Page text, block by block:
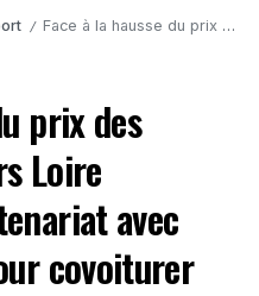
/ Face à la hausse du prix des carburants, Angers Loire Métropole en partenariat avec Irigo vous paye pour covoiturer
prix des
Loire
avec
covoiturer